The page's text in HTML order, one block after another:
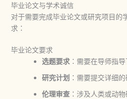
毕业论文与学术诚信
对于需要完成毕业论文或研究项目的
求：
毕业论文要求
选题要求：需要在导师指
研究计划 ：需要提交详细
伦理审查：涉及人类或动